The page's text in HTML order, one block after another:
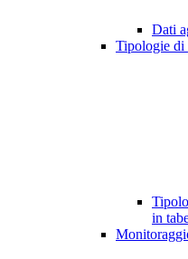
Dati
Tipologie di
in